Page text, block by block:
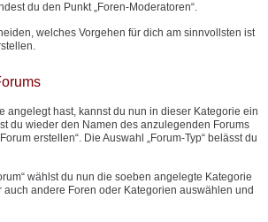
du den Punkt „Foren-Moderatoren“.
welches Vorgehen für dich am sinnvollsten ist
angelegt hast, kannst du nun in dieser Kategorie ein
du wieder den Namen des anzulegenden Forums
erstellen“. Die Auswahl „Forum-Typ“ belässt du
wählst du nun die soeben angelegte Kategorie
auch andere Foren oder Kategorien auswählen und